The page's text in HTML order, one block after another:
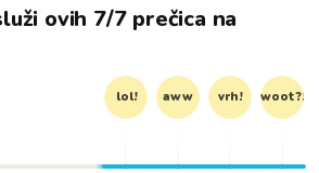
ovih 7/7 prečica na
lol! aww vrh! woot?!